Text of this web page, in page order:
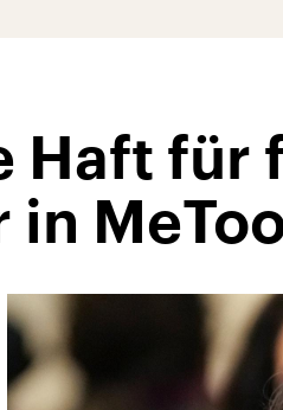
Haft für
in